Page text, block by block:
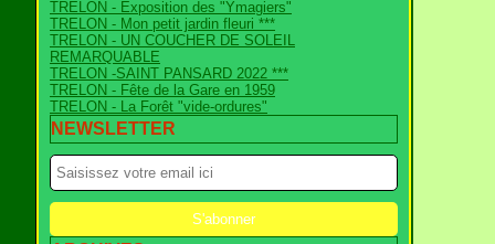
TRELON - Exposition des "Ymagiers"
TRELON - Mon petit jardin fleuri ***
TRELON - UN COUCHER DE SOLEIL
REMARQUABLE
TRELON -SAINT PANSARD 2022 ***
TRELON - Fête de la Gare en 1959
TRELON - La Forêt "vide-ordures"
NEWSLETTER